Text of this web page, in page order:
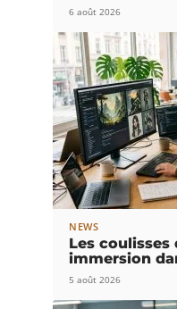
6 août 2026
NEWS
Les coulisses
immersion
5 août 2026